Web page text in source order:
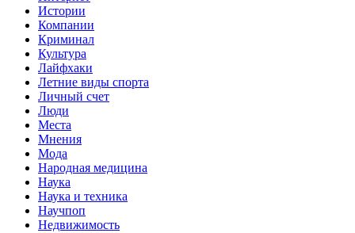
Истории
Компании
Криминал
Культура
Лайфхаки
Летние виды спорта
Личный счет
Люди
Места
Мнения
Мода
Народная медицина
Наука
Наука и техника
Научпоп
Недвижимость